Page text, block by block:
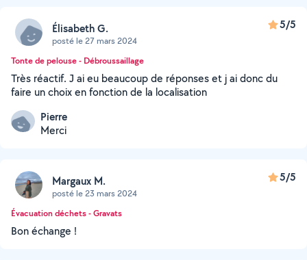
Élisabeth G.
posté le 27 mars 2024
5/5
Tonte de pelouse - Débroussaillage
Très réactif. J ai eu beaucoup de réponses et j ai donc du
faire un choix en fonction de la localisation
Pierre
Merci
Margaux M.
posté le 23 mars 2024
5/5
Évacuation déchets - Gravats
Bon échange !